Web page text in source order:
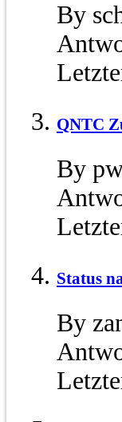
By
QNTC
By
Status
By